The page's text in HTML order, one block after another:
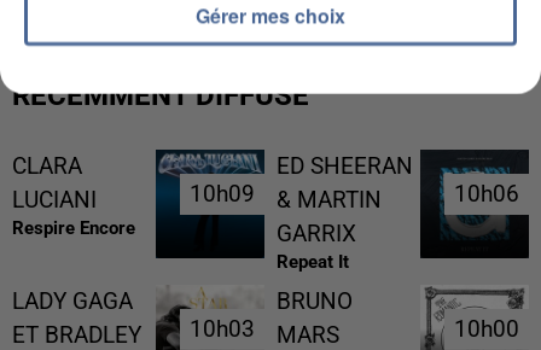
RÉCEMMENT DIFFUSÉ
CLARA
LUCIANI
Respire Encore
10h09
10h09
ED SHEERAN
& MARTIN
GARRIX
Repeat It
10h06
10h06
LADY GAGA
ET BRADLEY
10h03
10h03
BRUNO
MARS
10h00
10h00
Gérer mes choix